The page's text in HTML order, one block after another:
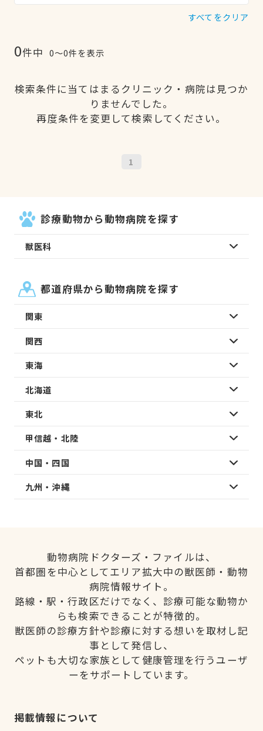
すべてをクリア
0件中 0〜0件を表示
検索条件に当てはまるクリニック・病院は見つか
りませんでした。
再度条件を変更して検索してください。
1
診療動物から動物病院を探す
獣医科
都道府県から動物病院を探す
関東
関西
東海
北海道
東北
甲信越・北陸
中国・四国
九州・沖縄
動物病院ドクターズ・ファイルは、
首都圏を中心としてエリア拡大中の獣医師・動物
病院情報サイト。
路線・駅・行政区だけでなく、診療可能な動物か
らも検索できることが特徴的。
獣医師の診療方針や診療に対する想いを取材し記
事として発信し、
ペットも大切な家族として健康管理を行うユーザ
ーをサポートしています。
掲載情報について